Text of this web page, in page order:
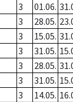
3 01.06.
3 28.05.
3 15.05.
3 31.05.
3 28.05.
3 31.05.
3 14.05.